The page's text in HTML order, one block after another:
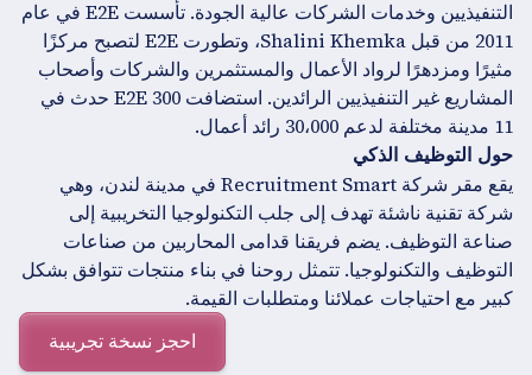
التنفيذيين وخدمات الشركات عالية الجودة. تأسست E2E في عام
2011 من قبل Shalini Khemka، وتطورت E2E لتصبح مركزًا
مثيرًا ومزدهرًا لرواد الأعمال والمستثمرين والشركات وأصحاب
المشاريع غير التنفيذيين الرائدين. استضافت E2E 300 حدث في
11 مدينة مختلفة لدعم 30،000 رائد أعمال.
حول التوظيف الذكي
يقع مقر شركة Recruitment Smart في مدينة لندن، وهي
شركة تقنية ناشئة تهدف إلى جلب التكنولوجيا التخريبية إلى
صناعة التوظيف. يضم فريقنا قدامى المحاربين من صناعات
التوظيف والتكنولوجيا. تتمثل روحنا في بناء منتجات تتوافق بشكل
كبير مع احتياجات عملائنا ومتطلبات القيمة.
احجز نسخة تجريبية